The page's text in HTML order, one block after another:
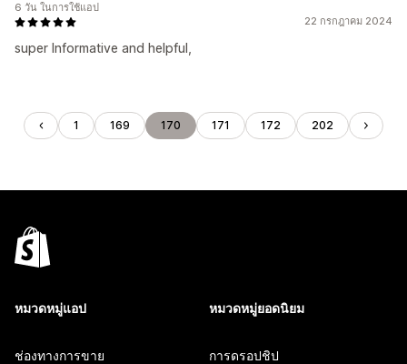
22 กรกฎาคม 2024
super Informative and helpful,
6 วัน ในการใช้แอป
1 169 170 171 172 202
หมวดหมู่แอป
ช่องทางการขาย
หมวดหมู่ยอดนิยม
การดรอปชิป